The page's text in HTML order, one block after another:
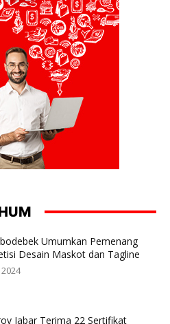
Umumkan Pemenang
Desain Maskot dan Tagline
Jabar Terima 22 Sertifikat